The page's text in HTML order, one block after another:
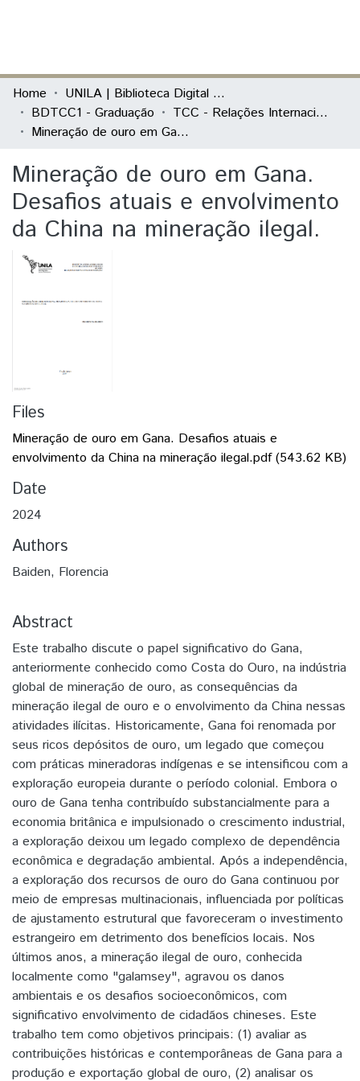
Communities & Collections
All of DSpace
Home
UNILA | Biblioteca Digital de Trabalhos de Conclusão de Curso
BDTCC1 - Graduação
TCC - Relações Internacionais e Integração
Mineração de ouro em Gana. Desafios atuais e envolvimento da China na mineração ilegal.
Mineração de ouro em Gana.
Desafios atuais e envolvimento
da China na mineração ilegal.
Files
Mineração de ouro em Gana. Desafios atuais e
envolvimento da China na mineração ilegal.pdf(543.62 KB)
Date
2024
Authors
Baiden, Florencia
Abstract
Este trabalho discute o papel significativo do Gana,
anteriormente conhecido como Costa do Ouro, na indústria
global de mineração de ouro, as consequências da
mineração ilegal de ouro e o envolvimento da China nessas
atividades ilícitas. Historicamente, Gana foi renomada por
seus ricos depósitos de ouro, um legado que começou
com práticas mineradoras indígenas e se intensificou com a
exploração europeia durante o período colonial. Embora o
ouro de Gana tenha contribuído substancialmente para a
economia britânica e impulsionado o crescimento industrial,
a exploração deixou um legado complexo de dependência
econômica e degradação ambiental. Após a independência,
a exploração dos recursos de ouro do Gana continuou por
meio de empresas multinacionais, influenciada por políticas
de ajustamento estrutural que favoreceram o investimento
estrangeiro em detrimento dos benefícios locais. Nos
últimos anos, a mineração ilegal de ouro, conhecida
localmente como "galamsey", agravou os danos
ambientais e os desafios socioeconômicos, com
significativo envolvimento de cidadãos chineses. Este
trabalho tem como objetivos principais: (1) avaliar as
contribuições históricas e contemporâneas de Gana para a
produção e exportação global de ouro, (2) analisar os